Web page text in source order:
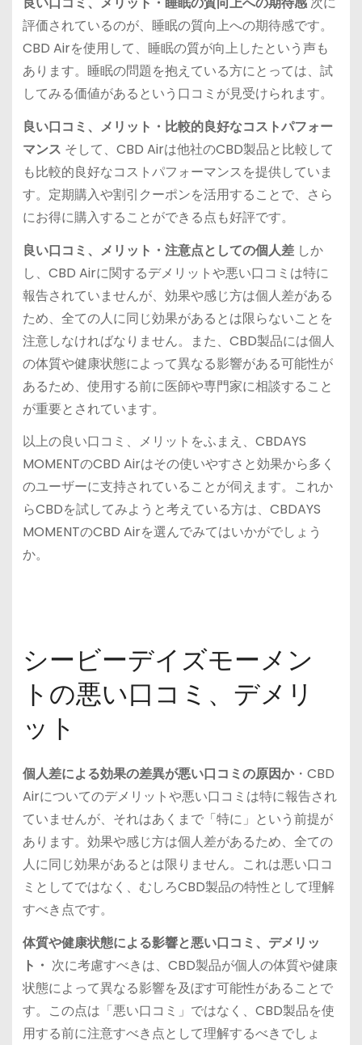
評価されているのが、睡眠の質向上への期待感です。
CBD Airを使用して、睡眠の質が向上したという声も
あります。睡眠の問題を抱えている方にとっては、試
してみる価値があるという口コミが見受けられます。
良い口コミ、メリット・比較的良好なコストパフォー
マンス そして、CBD Airは他社のCBD製品と比較して
も比較的良好なコストパフォーマンスを提供していま
す。定期購入や割引クーポンを活用することで、さら
にお得に購入することができる点も好評です。
良い口コミ、メリット・注意点としての個人差しか
し、CBD Airに関するデメリットや悪い口コミは特に
報告されていませんが、効果や感じ方は個人差がある
ため、全ての人に同じ効果があるとは限らないことを
注意しなければなりません。また、CBD製品には個人
の体質や健康状態によって異なる影響がある可能性が
あるため、使用する前に医師や専門家に相談すること
が重要とされています。
以上の良い口コミ、メリットをふまえ、CBDAYS
MOMENTのCBD Airはその使いやすさと効果から多く
のユーザーに支持されていることが伺えます。これか
らCBDを試してみようと考えている方は、CBDAYS
MOMENTのCBD Airを選んでみてはいかがでしょう
か。
シービーデイズモーメン
トの悪い口コミ、デメリ
ット
個人差による効果の差異が悪い口コミの原因か・CBD
Airについてのデメリットや悪い口コミは特に報告され
ていませんが、それはあくまで「特に」という前提が
あります。効果や感じ方は個人差があるため、全ての
人に同じ効果があるとは限りません。これは悪い口コ
ミとしてではなく、むしろCBD製品の特性として理解
すべき点です。
体質や健康状態による影響と悪い口コミ、デメリッ
ト・ 次に考慮すべきは、CBD製品が個人の体質や健康
状態によって異なる影響を及ぼす可能性があることで
す。この点は「悪い口コミ」ではなく、CBD製品を使
用する前に注意すべき点として理解するべきでしょ